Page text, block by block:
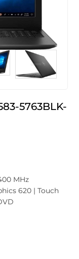
5763BLK-
MHz
620 | Touch